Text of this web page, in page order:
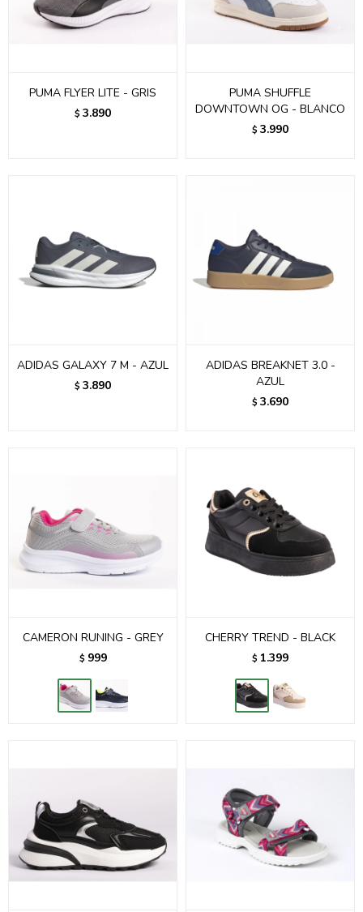
PUMA FLYER LITE - GRIS
$ 3.890
PUMA SHUFFLE
DOWNTOWN OG - BLANCO
$ 3.990
ADIDAS GALAXY 7 M - AZUL
$ 3.890
ADIDAS BREAKNET 3.0 -
AZUL
$ 3.690
CAMERON RUNING - GREY
$ 999
CHERRY TREND - BLACK
$ 1.399